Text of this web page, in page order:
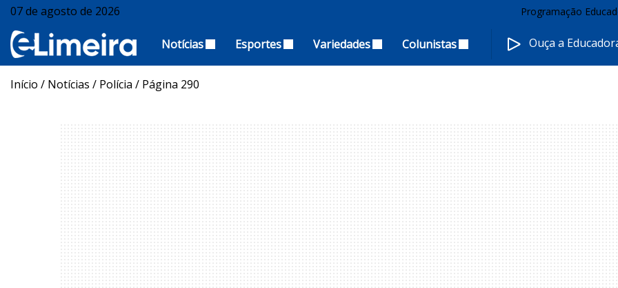
07 de agosto de 2026 Programação
Notícias Esportes Variedades Colunistas Ouça a
Início / Notícias / Polícia / Página 290